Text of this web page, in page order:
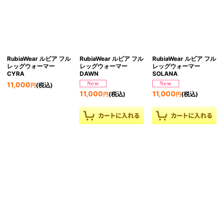
RubiaWear ルビア フル
レッグウォーマー
CYRA
11,000 円 (税込)
RubiaWear ルビア フル
レッグウォーマー
DAWN
11,000 円(税込)
RubiaWear ルビア フル
レッグウォーマー
SOLANA
11,000 円(税込)